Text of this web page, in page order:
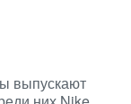
выпускают